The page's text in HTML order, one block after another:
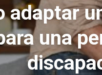
adaptar
una